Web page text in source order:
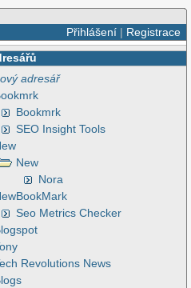
Přihlášení| Registrace
adresář
Bookmrk
SEO Insight Tools
New
Nora
Seo Metrics Checker
Revolutions News